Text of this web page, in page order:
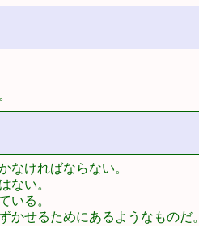
。
なければならない。
ない。
いる。
かせるためにあるようなものだ。